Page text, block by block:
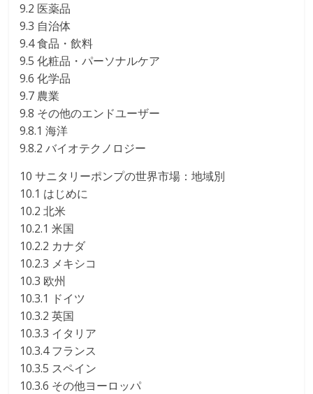
9.2 医薬品
9.3 自治体
9.4 食品・飲料
9.5 化粧品・パーソナルケア
9.6 化学品
9.7 農業
9.8 その他のエンドユーザー
9.8.1 海洋
9.8.2 バイオテクノロジー
10 サニタリーポンプの世界市場：地域別
10.1 はじめに
10.2 北米
10.2.1 米国
10.2.2 カナダ
10.2.3 メキシコ
10.3 欧州
10.3.1 ドイツ
10.3.2 英国
10.3.3 イタリア
10.3.4 フランス
10.3.5 スペイン
10.3.6 その他ヨーロッパ